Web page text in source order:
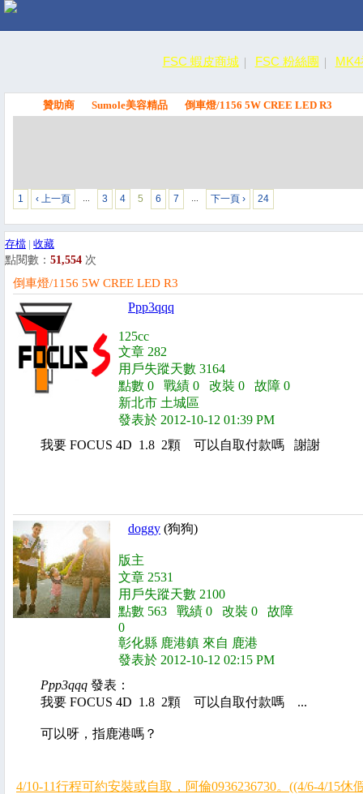
FSC 蝦皮商城 FSC 粉絲團
贊助商 Sumole美容精品 倒車燈/1156 5W CREE LED R3
1 ‹ 上一頁 … 3 4 5 6 7 … 下一頁 › 24
存檔 | 收藏
點閱數： 51,554 次
倒車燈/1156 5W CREE LED R3
Ppp3qqq
125cc
文章 282
用戶失蹤天數 3164
點數 0 戰績 0 改裝 0 故障 0
新北市 土城區
發表於 2012-10-12 01:39 PM
我要 FOCUS 4D 1.8 2顆 可以自取付款嗎 謝謝
doggy (狗狗)
版主
文章 2531
用戶失蹤天數 2100
點數 563 戰績 0 改裝 0 故障
0
彰化縣 鹿港鎮 來自 鹿港
發表於 2012-10-12 02:15 PM
Ppp3qqq 發表：
我要 FOCUS 4D 1.8 2顆 可以自取付款嗎 ...
可以呀，指鹿港嗎？
4/10-11行程可約安裝或自取，阿倫0936236730。((4/6-4/15休